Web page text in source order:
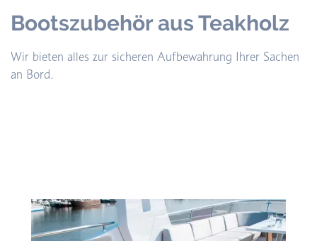
Bootszubehör aus Teakholz
Wir bieten alles zur sicheren Aufbewahrung Ihrer Sachen
an Bord.